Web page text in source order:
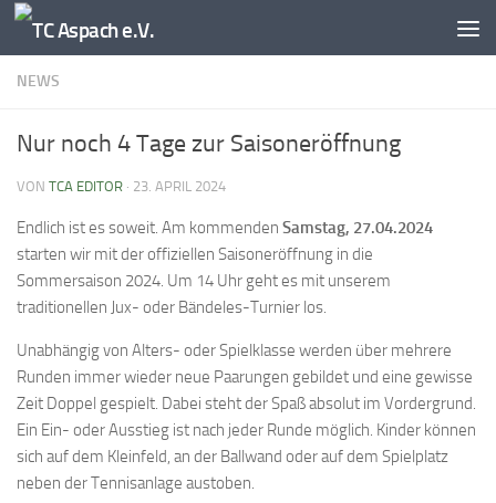
Zum Inhalt springen
NEWS
Nur noch 4 Tage zur Saisoneröffnung
VON TCA EDITOR · 23. APRIL 2024
Endlich ist es soweit. Am kommenden Samstag, 27.04.2024
starten wir mit der offiziellen Saisoneröffnung in die
Sommersaison 2024. Um 14 Uhr geht es mit unserem
traditionellen Jux- oder Bändeles-Turnier los.
Unabhängig von Alters- oder Spielklasse werden über mehrere
Runden immer wieder neue Paarungen gebildet und eine gewisse
Zeit Doppel gespielt. Dabei steht der Spaß absolut im Vordergrund.
Ein Ein- oder Ausstieg ist nach jeder Runde möglich. Kinder können
sich auf dem Kleinfeld, an der Ballwand oder auf dem Spielplatz
neben der Tennisanlage austoben.